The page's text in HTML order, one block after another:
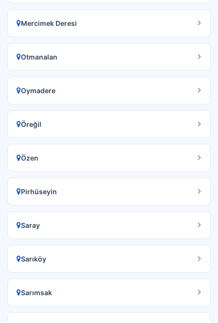
Mercimek Deresi
Otmanalan
Oymadere
Öreğil
Özen
Pirhüseyin
Saray
Sarıköy
Sarımsak